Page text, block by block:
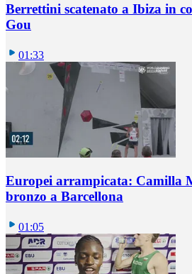
Berrettini scatenato a Ibiza in
Gou
01:33
Europei arrampicata: Camilla
bronzo a Barcellona
01:05